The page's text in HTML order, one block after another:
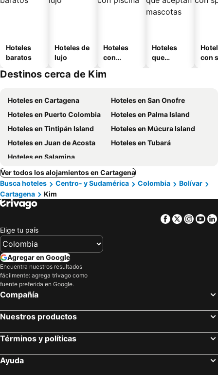
Hoteles
baratos
Hoteles de
lujo
Hoteles
con
Hoteles
que
con
Destinos cerca de Kim
Hoteles en Cartagena
Hoteles en San Onofre
Hoteles en Puerto Colombia
Hoteles en Palma Island
Hoteles en Tintipán Island
Hoteles en Múcura Island
Hoteles en Juan de Acosta
Hoteles en Tubará
Hoteles en Salamina
Ver todos los alojamientos en Cartagena
Busca hoteles
Centro- y Sudamérica Colombia
Bolívar
Cartagena
Kim
Facebook
Twitter
Elige tu país
Agregar en Google
Encuentra nuestros resultados
fácilmente: agrega trivago como
fuente preferida en Google.
Compañía
Nuestros productos
Términos y políticas
Ayuda